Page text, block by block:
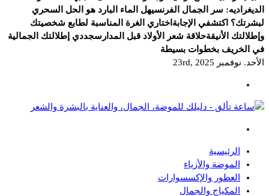
الديغراديه: سر الجمال الفرنسيهل الماء البارد هو الحل السحري
لبشرتك؟ اكتشفي الإجابة اختاري الغرة المناسبة لطابع شخصيتك
وإطلالتك الأنيقةحلاقة شعر الأولاد قبل المدارسجددي إطلالتك الجمالية
في الخريف بخطوات بسيطة
الأحد. نوفمبر 23rd, 2025
دليلك للموضة، الجمال، والعناية بالبشرة والشعر
الرئيسية
الموضة والأزياء
العطور والإكسسوارات
المكياج والجمال